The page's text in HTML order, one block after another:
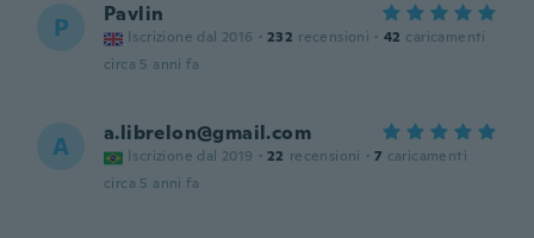
P Pavlin
Iscrizione dal 2016 · 232 recensioni · 42 caricamenti
circa 5 anni fa
A a.librelon@gmail.com
Iscrizione dal 2019 · 22 recensioni · 7 caricamenti
circa 5 anni fa